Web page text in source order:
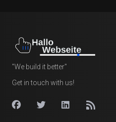
"We build it better"
Get in touch with us!